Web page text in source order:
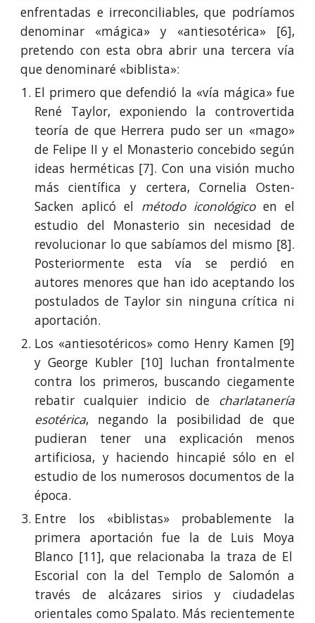
enfrentadas e irreconciliables, que podríamos
denominar «mágica» y «antiesotérica» [6],
pretendo con esta obra abrir una tercera vía
que denominaré «biblista»:
El primero que defendió la «vía mágica» fue
René Taylor, exponiendo la controvertida
teoría de que Herrera pudo ser un «mago»
de Felipe II y el Monasterio concebido según
ideas herméticas [7]. Con una visión mucho
más científica y certera, Cornelia Osten-
Sacken aplicó el método iconológico en el
estudio del Monasterio sin necesidad de
revolucionar lo que sabíamos del mismo [8].
Posteriormente esta vía se perdió en
autores menores que han ido aceptando los
postulados de Taylor sin ninguna crítica ni
aportación.
Los «antiesotéricos» como Henry Kamen [9]
y George Kubler [10] luchan frontalmente
contra los primeros, buscando ciegamente
rebatir cualquier indicio de
charlatanería
esotérica, negando la posibilidad de que
pudieran tener una explicación menos
artificiosa, y haciendo hincapié sólo en el
estudio de los numerosos documentos de la
época.
Entre los «biblistas» probablemente la
primera aportación fue la de Luis Moya
Blanco [11], que relacionaba la traza de El
Escorial con la del Templo de Salomón a
través de alcázares sirios y ciudadelas
orientales como Spalato. Más recientemente